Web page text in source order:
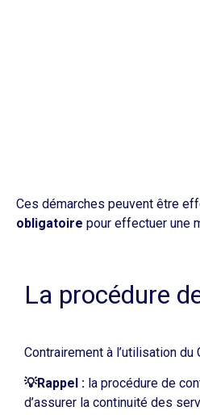
Ces démarches peuvent être
obligatoire pour effectuer une
La procédure
Contrairement à l’utilisation du
💡Rappel : la procédure de
d’assurer la continuité des